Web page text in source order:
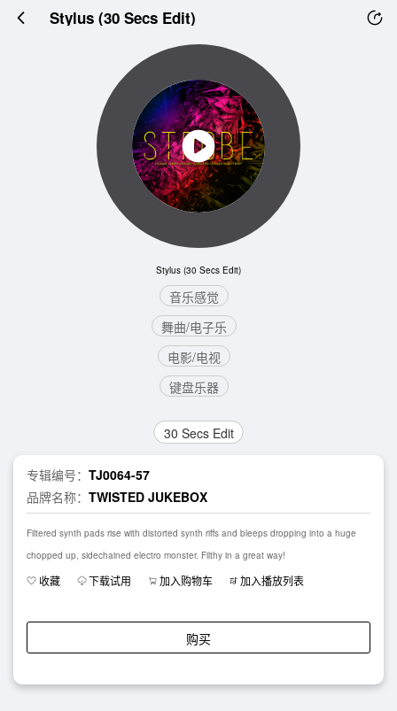
Stylus (30 Secs Edit)
Stylus (30 Secs Edit)
音乐感觉
舞曲/电子乐
电影/电视
键盘乐器
30 Secs Edit
专辑编号： TJ0064-57
品牌名称： TWISTED JUKEBOX
Filtered synth pads rise with distorted synth riffs and bleeps dropping into a huge
chopped up, sidechained electro monster. Filthy in a great way!
收藏 下载试用 加入购物车 加入播放列表
购买